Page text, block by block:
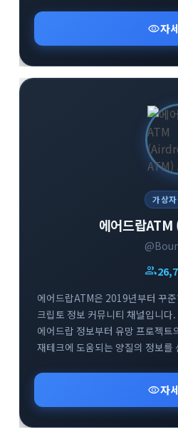
웹사이트 및 소통방(카카오톡, 텔
구성원들과 실시간으로 유익한 인
변화하는 미래 기술과 금융 시장
성공적인 투자 전략을 수립해 보세
visibility자
가상
에어드랍
group
에어드랍ATM은 2019년부터 꾸
크립토 정보 커뮤니티 채널입니
에어드랍 정보부터 유망 프로젝트
재테크에 도움되는 양질의 정보
소개해 드립니다. 합리적이고 현명
visibility자